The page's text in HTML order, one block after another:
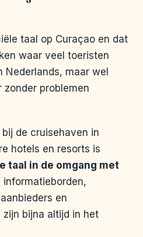
taal op Curaçao en dat
waar veel toeristen
Nederlands, maar wel
zonder problemen
de cruisehaven in
hotels en resorts is
taal in de omgang met
informatieborden,
en
bijna altijd in het